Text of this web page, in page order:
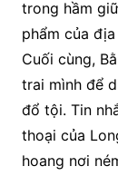
trong hầm
phẩm của
Cuối cùng,
trai mình để
đổ tội. Tin
thoại của
hoang nơi